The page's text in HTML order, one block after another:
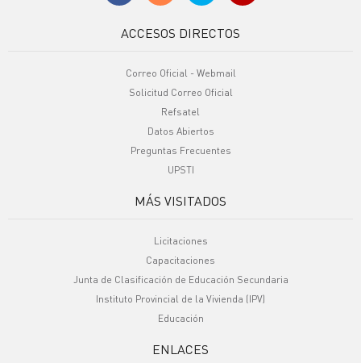
ACCESOS DIRECTOS
Correo Oficial - Webmail
Solicitud Correo Oficial
Refsatel
Datos Abiertos
Preguntas Frecuentes
UPSTI
MÁS VISITADOS
Licitaciones
Capacitaciones
Junta de Clasificación de Educación Secundaria
Instituto Provincial de la Vivienda (IPV)
Educación
ENLACES